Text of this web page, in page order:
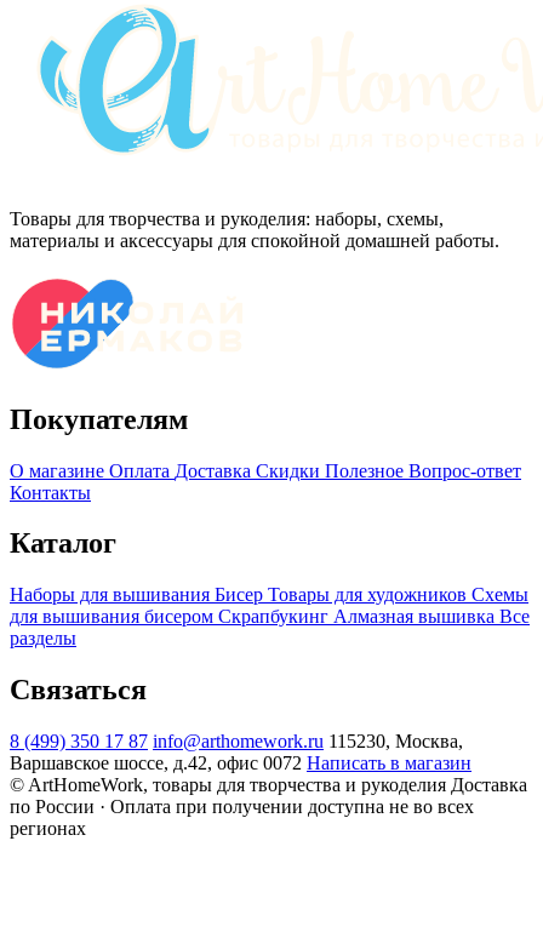
Товары для творчества и рукоделия: наборы, схемы,
материалы и аксессуары для спокойной домашней работы.
Покупателям
О магазине Оплата Доставка Скидки Полезное Вопрос-ответ
Контакты
Каталог
Наборы для вышивания Бисер Товары для художников Схемы
для вышивания бисером Скрапбукинг Алмазная вышивка Все
разделы
Связаться
8 (499) 350 17 87 info@arthomework.ru 115230, Москва,
Варшавское шоссе, д.42, офис 0072 Написать в магазин
© ArtHomeWork, товары для творчества и рукоделия Доставка
по России · Оплата при получении доступна не во всех
регионах